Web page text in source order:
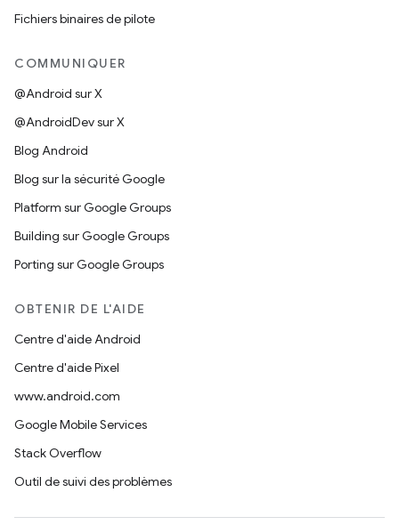
Fichiers binaires de pilote
COMMUNIQUER
@Android sur X
@AndroidDev sur X
Blog Android
Blog sur la sécurité Google
Platform sur Google Groups
Building sur Google Groups
Porting sur Google Groups
OBTENIR DE L'AIDE
Centre d'aide Android
Centre d'aide Pixel
www.android.com
Google Mobile Services
Stack Overflow
Outil de suivi des problèmes